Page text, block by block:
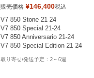
RVRS0288：マットブラック
RVRS0306：ブラッシュアルミ
ニウム
販売価格 ¥146,400税込
V7 850 Stone 21-24
V7 850 Special 21-24
V7 850 Anniversario 21-24
V7 850 Special Edition 21-24
2～6週